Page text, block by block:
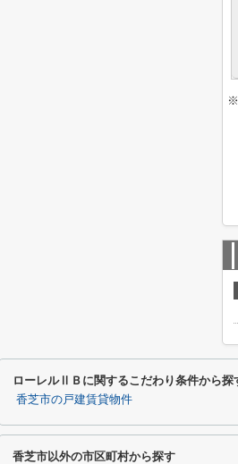
※
ローレルⅡＢに関するこだわり条件から探
香芝市の戸建賃貸物件
香芝市以外の市区町村から探す